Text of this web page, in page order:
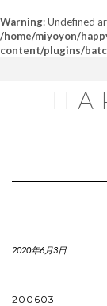
Warning: Undefined
/home/miyoyon/
content/plugins/
2020年6月3日
200603